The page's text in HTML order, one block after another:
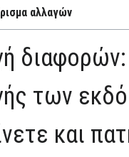
αλλαγών
των
και